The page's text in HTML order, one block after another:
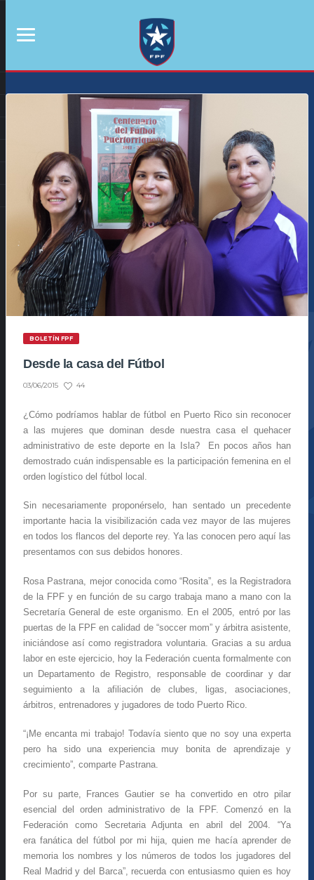
BOLETÍN FPF
Desde la casa del Fútbol
03/06/2015 44
¿Cómo podríamos hablar de fútbol en Puerto Rico sin reconocer
a las mujeres que dominan desde nuestra casa el quehacer
administrativo de este deporte en la Isla? En pocos años han
demostrado cuán indispensable es la participación femenina en el
orden logístico del fútbol local.
Sin necesariamente proponérselo, han sentado un precedente
importante hacia la visibilización cada vez mayor de las mujeres
en todos los flancos del deporte rey. Ya las conocen pero aquí las
presentamos con sus debidos honores.
Rosa Pastrana, mejor conocida como “Rosita”, es la Registradora
de la FPF y en función de su cargo trabaja mano a mano con la
Secretaría General de este organismo. En el 2005, entró por las
puertas de la FPF en calidad de “soccer mom” y árbitra asistente,
iniciándose así como registradora voluntaria. Gracias a su ardua
labor en este ejercicio, hoy la Federación cuenta formalmente con
un Departamento de Registro, responsable de coordinar y dar
seguimiento a la afiliación de clubes, ligas, asociaciones,
árbitros, entrenadores y jugadores de todo Puerto Rico.
“¡Me encanta mi trabajo! Todavía siento que no soy una experta
pero ha sido una experiencia muy bonita de aprendizaje y
crecimiento”, comparte Pastrana.
Por su parte, Frances Gautier se ha convertido en otro pilar
esencial del orden administrativo de la FPF. Comenzó en la
Federación como Secretaria Adjunta en abril del 2004. “Ya
era fanática del fútbol por mi hija, quien me hacía aprender de
memoria los nombres y los números de todos los jugadores del
Real Madrid y del Barca”, recuerda con entusiasmo quien es hoy